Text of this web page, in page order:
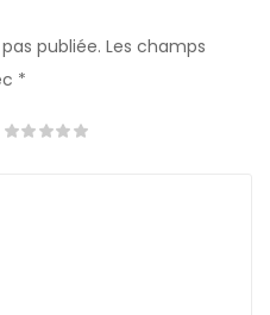
publiée. Les champs
*